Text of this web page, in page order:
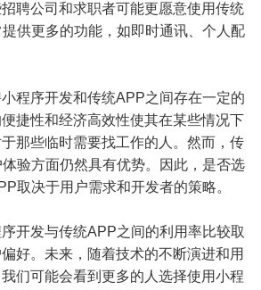
聘公司和求职者可能更愿意使用传统
供更多的功能，如即时通讯、个人配
程序开发和传统APP之间存在一定的
捷性和经济高效性使其在某些情况下
那些临时需要找工作的人。然而，传
验方面仍然具有优势。因此，是否选
取决于用户需求和开发者的策略。
开发与传统APP之间的利用率比较取
好。未来，随着技术的不断演进和用
们可能会看到更多的人选择使用小程